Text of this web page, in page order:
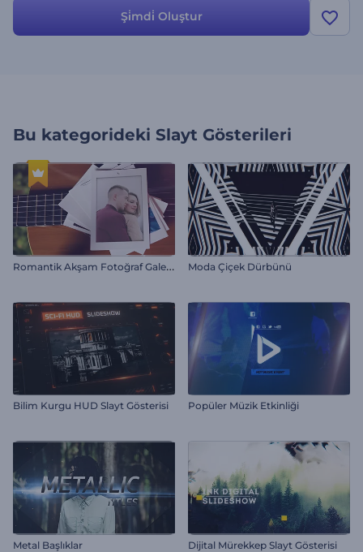
Şi̇mdi̇ Oluştur
Bu kategorideki Slayt Gösterileri
R
omantik Akşam Fotoğraf Galerisi Moda Çiçek Dürbünü
Bilim Kurgu HUD Slayt Gösterisi Popüler Müzik Etkinliği
Metal Başlıklar Dijital Mürekkep Slayt Gösterisi